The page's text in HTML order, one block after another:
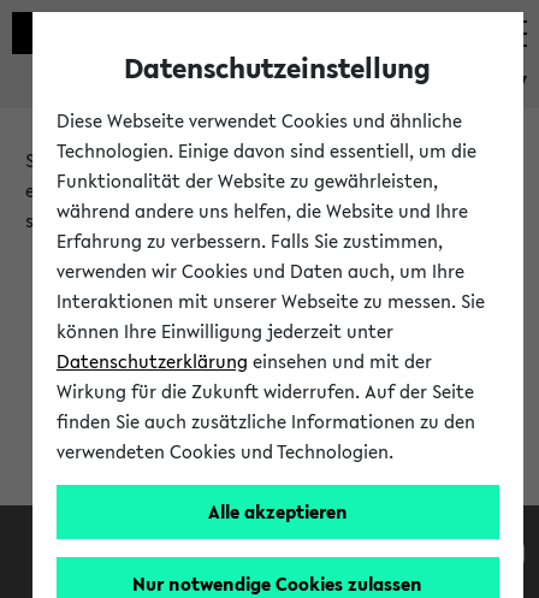
eKVV
Sie möchten auf eine eKVV Funktion zugreifen, die Ihnen
erst nach einer Anmeldung am System zur Verfügung
steht.
Bitte melden Sie sich an:
Anmeldung am eKVV
Datenschutzeinstellung
Diese Webseite verwendet Cookies und ähnliche
Technologien. Einige davon sind essentiell, um die
Funktionalität der Website zu gewährleisten,
während andere uns helfen, die Website und Ihre
Erfahrung zu verbessern. Falls Sie zustimmen,
verwenden wir Cookies und Daten auch, um Ihre
Interaktionen mit unserer Webseite zu messen. Sie
können Ihre Einwilligung jederzeit unter
Datenschutzerklärung einsehen und mit der
Wirkung für die Zukunft widerrufen. Auf der Seite
finden Sie auch zusätzliche Informationen zu den
verwendeten Cookies und Technologien.
Alle akzeptieren
Nur notwendige Cookies zulassen